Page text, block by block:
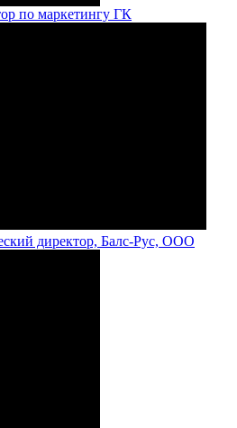
по маркетингу ГК
директор, Балс-Рус, ООО